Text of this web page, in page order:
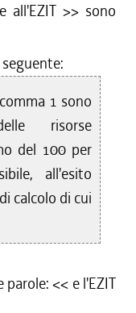
e all'EZIT>> sono
1 sono
risorse
del 100 per
all'esito
calcolo di cui
parole: << e l'EZIT